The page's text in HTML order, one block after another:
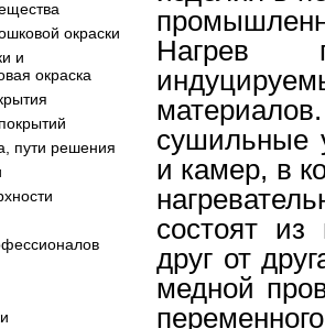
окраски
и
окраска
пути решения
Нагрев
сушильные
и камер, в
состоят из
друг от
медной